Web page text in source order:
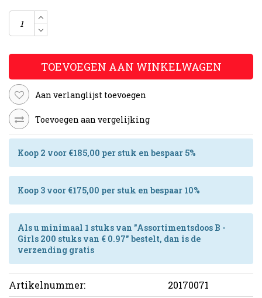
TOEVOEGEN AAN WINKELWAGEN
Aan verlanglijst toevoegen
Toevoegen aan vergelijking
Koop 2 voor €185,00 per stuk en bespaar 5%
Koop 3 voor €175,00 per stuk en bespaar 10%
Als u minimaal 1 stuks van "Assortimentsdoos B -
Girls 200 stuks van € 0.97" bestelt, dan is de
verzending gratis
Artikelnummer: 20170071